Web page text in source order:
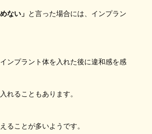
ない」 と言った場合には、インプラン
ンプラント体を入れた後に違和感を感
れることもあります。
ることが多いようです。